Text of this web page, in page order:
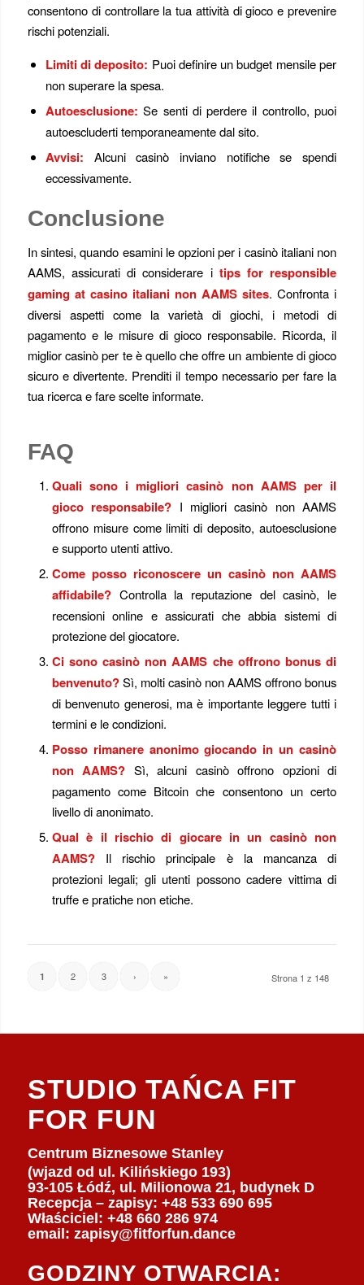
consentono di controllare la tua attività di gioco e prevenire
rischi potenziali.
Limiti di deposito: Puoi definire un budget mensile per
non superare la spesa.
Autoesclusione: Se senti di perdere il controllo, puoi
autoescluderti temporaneamente dal sito.
Avvisi: Alcuni casinò inviano notifiche se spendi
eccessivamente.
Conclusione
In sintesi, quando esamini le opzioni per i casinò italiani non
AAMS, assicurati di considerare i tips for responsible
gaming at casino italiani non AAMS sites. Confronta i
diversi aspetti come la varietà di giochi, i metodi di
pagamento e le misure di gioco responsabile. Ricorda, il
miglior casinò per te è quello che offre un ambiente di gioco
sicuro e divertente. Prenditi il tempo necessario per fare la
tua ricerca e fare scelte informate.
FAQ
Quali sono i migliori casinò non AAMS per il
gioco responsabile? I migliori casinò non AAMS
offrono misure come limiti di deposito, autoesclusione
e supporto utenti attivo.
Come posso riconoscere un casinò non AAMS
affidabile?Controlla la reputazione del casinò, le
recensioni online e assicurati che abbia sistemi di
protezione del giocatore.
Ci sono casinò non AAMS che offrono bonus di
benvenuto?Sì, molti casinò non AAMS offrono bonus
di benvenuto generosi, ma è importante leggere tutti i
termini e le condizioni.
Posso rimanere anonimo giocando in un casinò
non AAMS? Sì, alcuni casinò offrono opzioni di
pagamento come Bitcoin che consentono un certo
livello di anonimato.
Qual è il rischio di giocare in un casinò non
AAMS?Il rischio principale è la mancanza di
protezioni legali; gli utenti possono cadere vittima di
truffe e pratiche non etiche.
Strona 1 z 148
1 2 3 › »
STUDIO TAŃCA FIT
FOR FUN
Centrum Biznesowe Stanley
(wjazd od ul. Kilińskiego 193)
93-105 Łódź, ul. Milionowa 21, budynek D
Recepcja – zapisy: +48 533 690 695
Właściciel: +48 660 286 974
email: zapisy@fitforfun.dance
GODZINY OTWARCIA: